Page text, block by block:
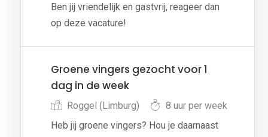
Ben jij vriendelijk en gastvrij, reageer dan
op deze vacature!
Groene vingers gezocht voor 1
dag in de week
Roggel (Limburg)
8 uur per week
Heb jij groene vingers? Hou je daarnaast